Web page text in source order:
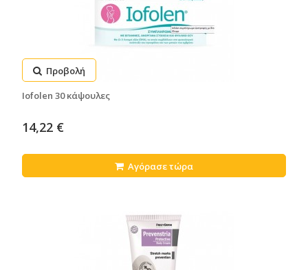
Προβολή
Iofolen 30 κάψουλες
14,22 €
Αγόρασε τώρα